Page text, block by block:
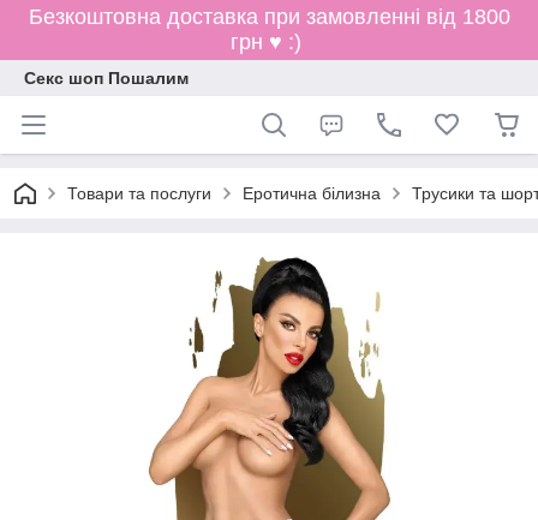
Безкоштовна доставка при замовленні від 1800
грн ♥ :)
Секс шоп Пошалим
Товари та послуги Еротична білизна Трусики та